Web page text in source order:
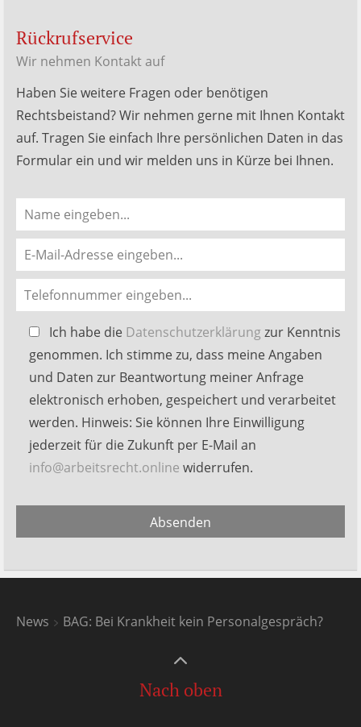
Rückrufservice
Wir nehmen Kontakt auf
Haben Sie weitere Fragen oder benötigen
Rechtsbeistand? Wir nehmen gerne mit Ihnen Kontakt
auf. Tragen Sie einfach Ihre persönlichen Daten in das
Formular ein und wir melden uns in Kürze bei Ihnen.
Bitte
lasse
dieses
Feld
leer.
Ich habe die Datenschutzerklärungzur Kenntnis
genommen. Ich stimme zu, dass meine Angaben
und Daten zur Beantwortung meiner Anfrage
elektronisch erhoben, gespeichert und verarbeitet
werden. Hinweis: Sie können Ihre Einwilligung
jederzeit für die Zukunft per E-Mail an
info@arbeitsrecht.online widerrufen.
Absenden
News BAG: Bei Krankheit kein Personalgespräch?
Nach oben